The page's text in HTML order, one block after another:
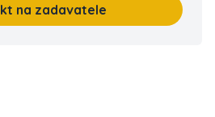
na zadavatele